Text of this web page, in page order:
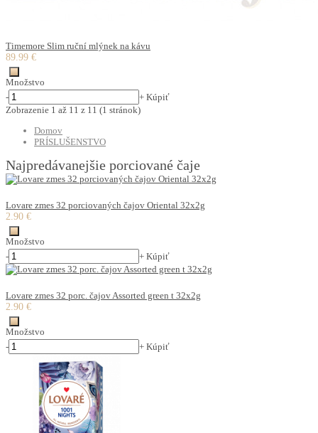
Timemore Slim ruční mlýnek na kávu
89.99 €
Množstvo
-
+ Kúpiť
Zobrazenie 1 až 11 z 11 (1 stránok)
Domov
PRÍSLUŠENSTVO
Najpredávanejšie porciované čaje
Lovare zmes 32 porciovaných čajov Oriental 32x2g
2.90 €
Množstvo
-
+ Kúpiť
Lovare zmes 32 porc. čajov Assorted green t 32x2g
2.90 €
Množstvo
-
+ Kúpiť